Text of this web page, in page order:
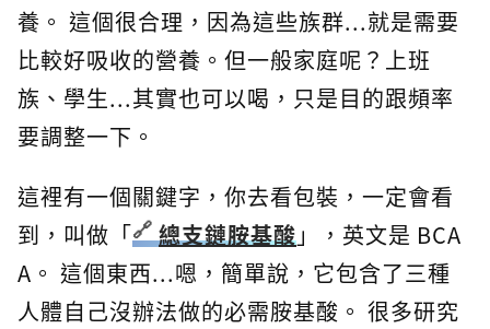
養。 這個很合理，因為這些族群...就是需要
比較好吸收的營養。但一般家庭呢？上班
族、學生...其實也可以喝，只是目的跟頻率
要調整一下。
這裡有一個關鍵字，你去看包裝，一定會看
到，叫做「
總支鏈胺基酸」，英文是 BCA
A。 這個東西...嗯，簡單說，它包含了三種
人體自己沒辦法做的必需胺基酸。 很多研究